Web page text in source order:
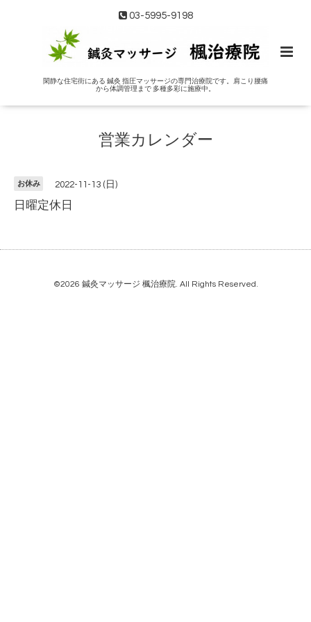
03-5995-9198
閑静な住宅街にある 鍼灸 指圧マッサージの専門治療院です。肩こり腰痛
から体調管理まで 多種多彩に施療中。
営業カレンダー
お休み 2022-11-13 (日)
日曜定休日
©2026 鍼灸マッサージ 楓治療院. All Rights Reserved.